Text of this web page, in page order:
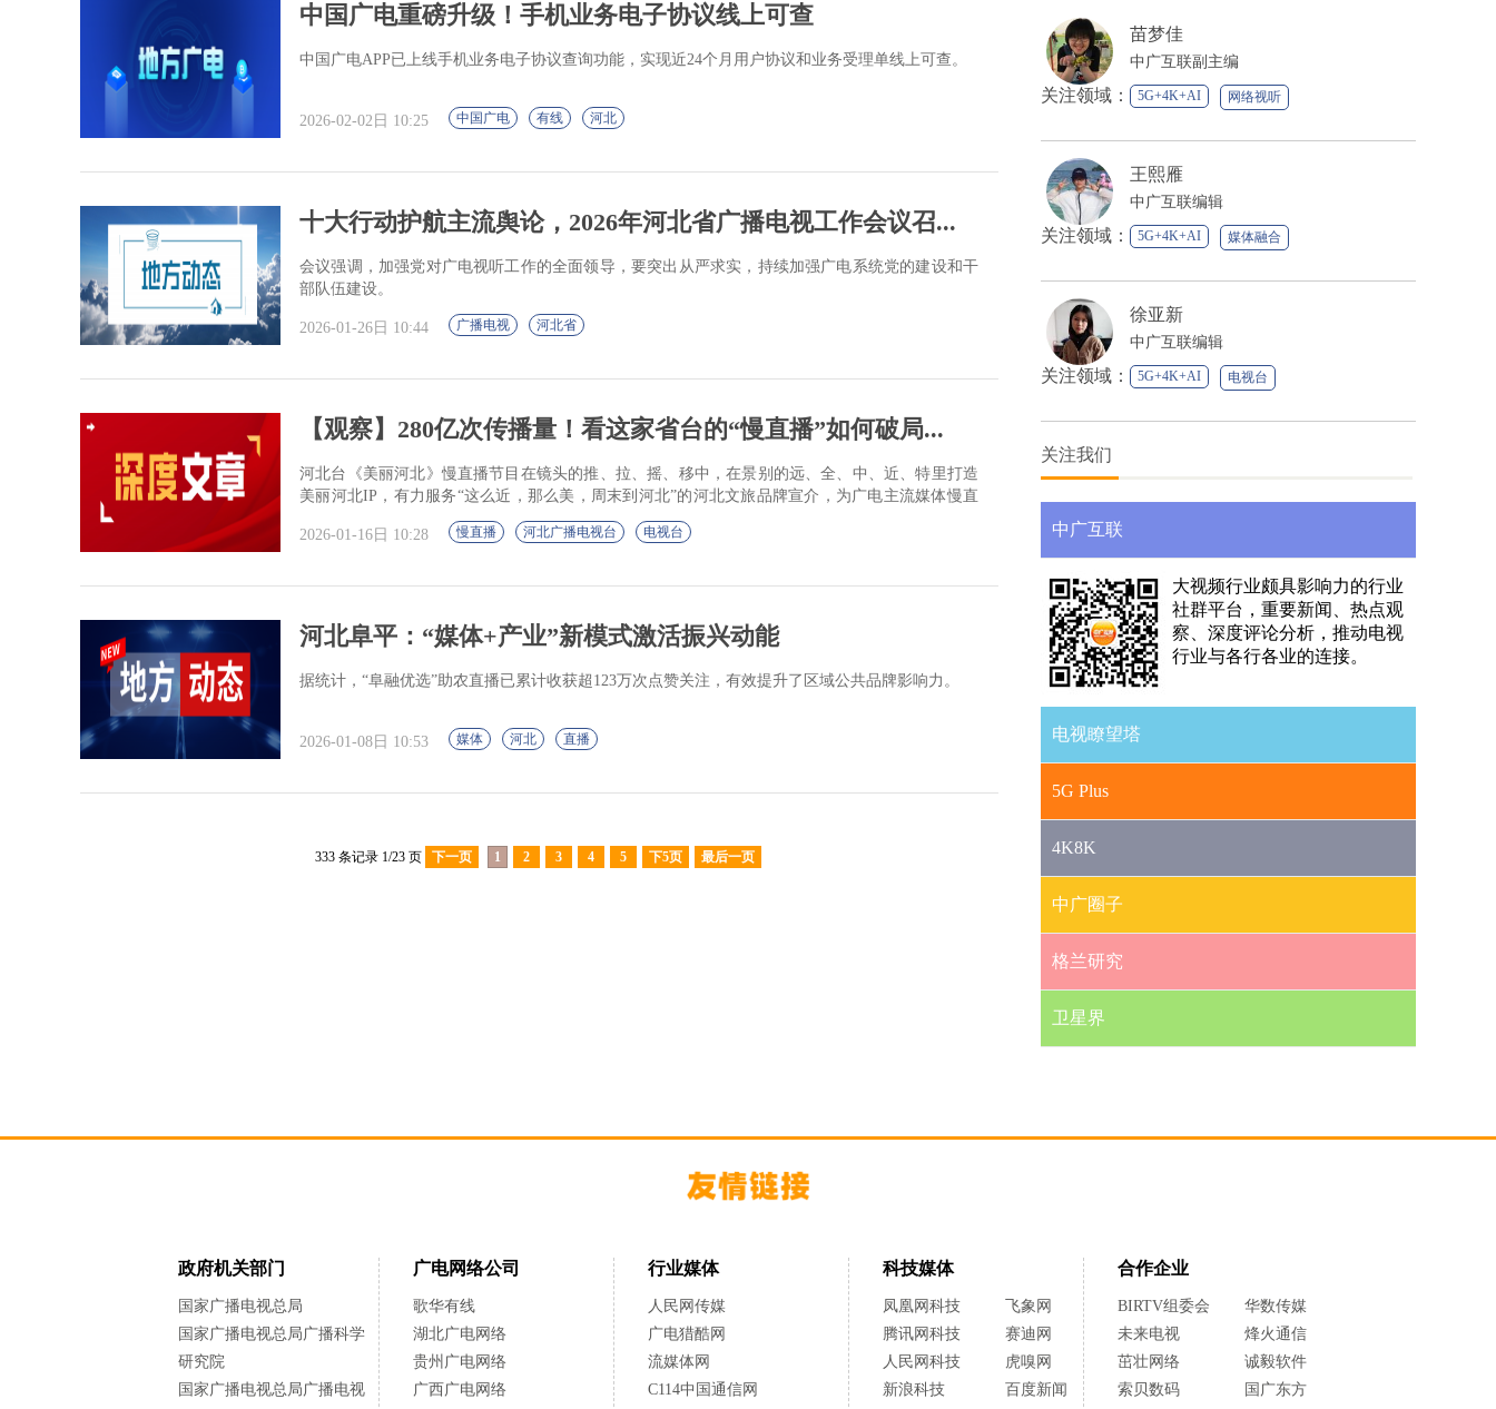
中国广电重磅升级！手机业务电子协议线上可查
中国广电APP已上线手机业务电子协议查询功能，实现近24个月用户协议和业务受理单线上可查。
2026-02-02日 10:25 中国广电 有线 河北
十大行动护航主流舆论，2026年河北省广播电视工作会议召...
会议强调，加强党对广电视听工作的全面领导，要突出从严求实，持续加强广电系统党的建设和干
部队伍建设。
2026-01-26日 10:44 广播电视 河北省
【观察】280亿次传播量！看这家省台的“慢直播”如何破局...
河北台《美丽河北》慢直播节目在镜头的推、拉、摇、移中，在景别的远、全、中、近、特里打造
美丽河北IP，有力服务“这么近，那么美，周末到河北”的河北文旅品牌宣介，为广电主流媒体慢直
播节目制作提供了有益经验。
2026-01-16日 10:28
慢直播 河北广播电视台 电视台
河北阜平：“媒体+产业”新模式激活振兴动能
据统计，“阜融优选”助农直播已累计收获超123万次点赞关注，有效提升了区域公共品牌影响力。
2026-01-08日 10:53 媒体 河北 直播
333 条记录 1/23 页 下一页 1 2 3 4 5 下5页 最后一页
苗梦佳
中广互联副主编
关注领域： 5G+4K+AI 网络视听
媒体融合
王熙雁
中广互联编辑
关注领域： 5G+4K+AI 媒体融合
徐亚新
中广互联编辑
关注领域： 5G+4K+AI 电视台
关注我们
中广互联
大视频行业颇具影响力的行业
社群平台，重要新闻、热点观
察、深度评论分析，推动电视
行业与各行各业的连接。
电视瞭望塔
5G Plus
4K8K
中广圈子
格兰研究
卫星界
政府机关部门
国家广播电视总局
国家广播电视总局广播科学
研究院
国家广播电视总局广播电视
广电网络公司
歌华有线
湖北广电网络
贵州广电网络
广西广电网络
行业媒体
人民网传媒
广电猎酷网
流媒体网
C114中国通信网
科技媒体
凤凰网科技
飞象网
腾讯网科技
赛迪网
人民网科技
虎嗅网
新浪科技
百度新闻
合作企业
BIRTV组委会
华数传媒
未来电视
烽火通信
茁壮网络
诚毅软件
索贝数码
国广东方